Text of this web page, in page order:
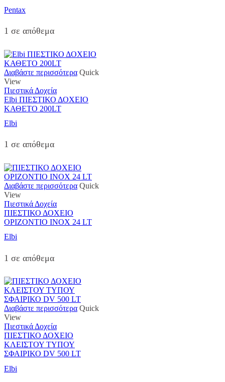
Pentax
1 σε απόθεμα
Διαβάστε περισσότερα Quick
View
Πιεστικά Δοχεία
Elbi ΠΙΕΣΤΙΚΟ ΔΟΧΕΙΟ
ΚΑΘΕΤΟ 200LT
Elbi
1 σε απόθεμα
Διαβάστε περισσότερα Quick
View
Πιεστικά Δοχεία
ΠΙΕΣΤΙΚΟ ΔΟΧΕΙΟ
ΟΡΙΖΟΝΤΙΟ INOX 24 LT
Elbi
1 σε απόθεμα
Διαβάστε περισσότερα Quick
View
Πιεστικά Δοχεία
ΠΙΕΣΤΙΚΟ ΔΟΧΕΙΟ
ΚΛΕΙΣΤΟΥ ΤΥΠΟΥ
ΣΦΑΙΡΙΚΟ DV 500 LT
Elbi